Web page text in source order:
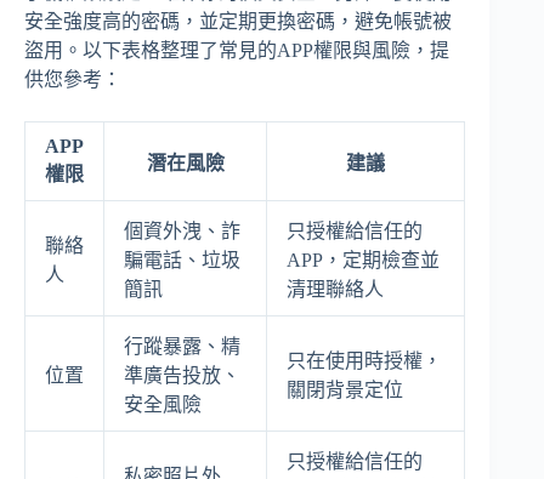
安全強度高的密碼，並定期更換密碼，避免帳號被
盜用。以下表格整理了常見的APP權限與風險，提
供您參考：
APP
權限
潛在風險 建議
聯絡
人
個資外洩、詐
騙電話、垃圾
簡訊
只授權給信任的
APP，定期檢查並
清理聯絡人
位置
行蹤暴露、精
準廣告投放、
安全風險
只在使用時授權，
關閉背景定位
只授權給信任的